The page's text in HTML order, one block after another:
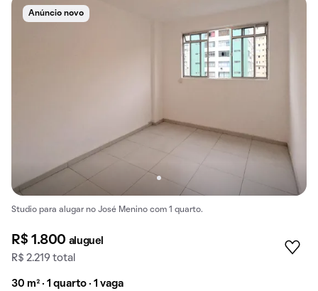
Anúncio novo
Studio para alugar no José Menino com 1 quarto.
R$ 1.800 aluguel
R$ 2.219 total
30 m² · 1 quarto · 1 vaga